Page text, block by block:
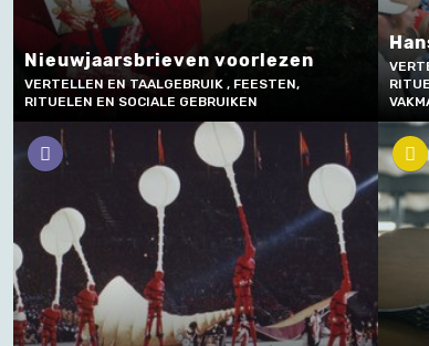
Nieuwjaarsbrieven voorlezen
VERTELLEN EN TAALGEBRUIK , FEESTEN,
RITUELEN EN SOCIALE GEBRUIKEN